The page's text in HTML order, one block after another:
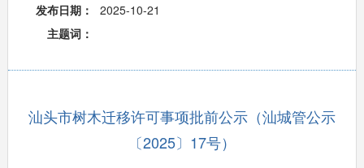
发布日期：
2025-10-21
主题词：
汕头市树木迁移许可事项批前公示（汕城管公示
〔2025〕17号）